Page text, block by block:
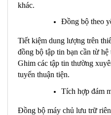
khác.
Đồng bộ theo
Tiết kiệm dung lượng trên
đồng bộ tập tin bạn cần từ
Ghim các tập tin thường
tuyến thuận tiện.
Tích hợp đám
Đồng bộ máy chủ lưu trữ